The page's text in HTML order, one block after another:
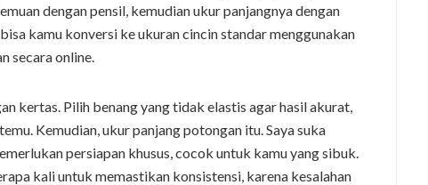
dengan pensil, kemudian ukur panjangnya dengan
kamu konversi ke ukuran cincin standar menggunakan
secara online.
kertas. Pilih benang yang tidak elastis agar hasil akurat,
Kemudian, ukur panjang potongan itu. Saya suka
persiapan khusus, cocok untuk kamu yang sibuk.
kali untuk memastikan konsistensi, karena kesalahan